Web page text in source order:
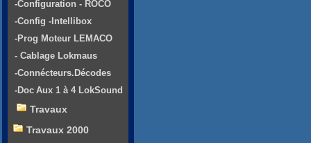
-Configuration - ROCO
-Config -Intellibox
-Prog Moteur LEMACO
- Cablage Lokmaus
-Connécteurs.Décodes
-Doc Aux 1 à 4 LokSound
Travaux
Travaux 2000